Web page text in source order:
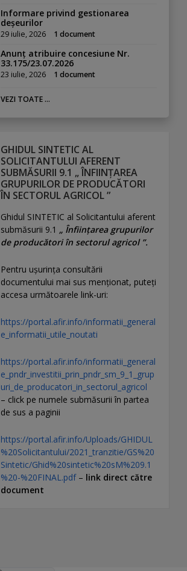
Informare privind gestionarea
deșeurilor
29 iulie, 2026 1 document
Anunț atribuire concesiune Nr.
33.175/23.07.2026
23 iulie, 2026 1 document
VEZI TOATE ...
GHIDUL SINTETIC AL
SOLICITANTULUI AFERENT
SUBMĂSURII 9.1 „ ÎNFIINȚAREA
GRUPURILOR DE PRODUCĂTORI
ÎN SECTORUL AGRICOL ”
Ghidul SINTETIC al Solicitantului aferent
submăsurii 9.1 „ Înființarea grupurilor
de producători în sectorul agricol ”.
Pentru uşurinţa consultării
documentului mai sus menţionat, puteţi
accesa următoarele link-uri:
https://portal.afir.info/informatii_general
e_informatii_utile_noutati
https://portal.afir.info/informatii_general
e_pndr_investitii_prin_pndr_sm_9_1_grup
uri_de_producatori_in_sectorul_agricol
– click pe numele submăsurii în partea
de sus a paginii
https://portal.afir.info/Uploads/GHIDUL
%20Solicitantului/2021_tranzitie/GS%20
Sintetic/Ghid%20sintetic%20sM%209.1
%20-%20FINAL.pdf– link direct către
document